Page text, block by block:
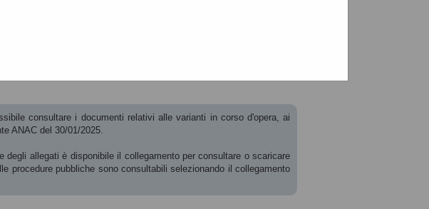
consultare i documenti relativi alle varianti in corso d'opera, ai
ANAC del 30/01/2025.
degli allegati è disponibile il collegamento per consultare o scaricare
procedure pubbliche sono consultabili selezionando il collegamento